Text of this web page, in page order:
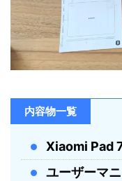
内容物一覧
Xiaomi Pad
ユーザーマ